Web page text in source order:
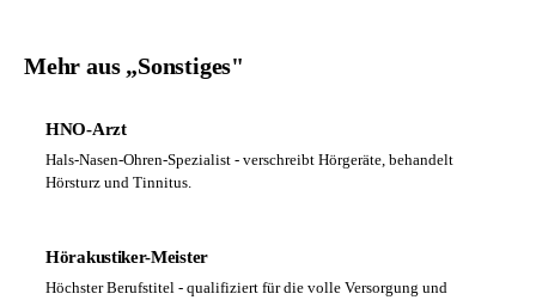
Mehr aus „Sonstiges"
HNO-Arzt
Hals-Nasen-Ohren-Spezialist - verschreibt Hörgeräte, behandelt
Hörsturz und Tinnitus.
Hörakustiker-Meister
Höchster Berufstitel - qualifiziert für die volle Versorgung und